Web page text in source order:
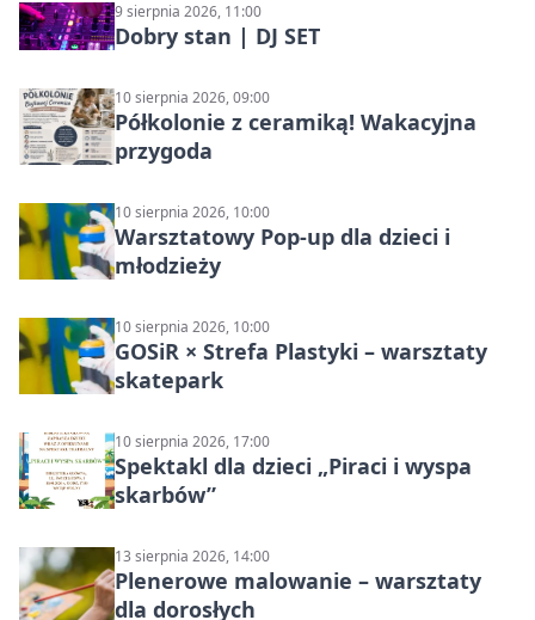
9 sierpnia 2026, 11:00
Dobry stan | DJ SET
10 sierpnia 2026, 09:00
Półkolonie z ceramiką! Wakacyjna
przygoda
10 sierpnia 2026, 10:00
Warsztatowy Pop-up dla dzieci i
młodzieży
10 sierpnia 2026, 10:00
GOSiR × Strefa Plastyki – warsztaty
skatepark
10 sierpnia 2026, 17:00
Spektakl dla dzieci „Piraci i wyspa
skarbów”
13 sierpnia 2026, 14:00
Plenerowe malowanie – warsztaty
dla dorosłych